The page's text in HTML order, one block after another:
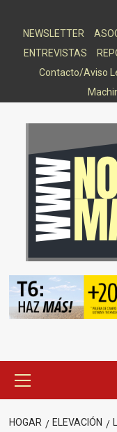
NEWSLETTER
ENTREVISTAS
Contacto/Aviso
principal
HOGAR ELEVACIÓN